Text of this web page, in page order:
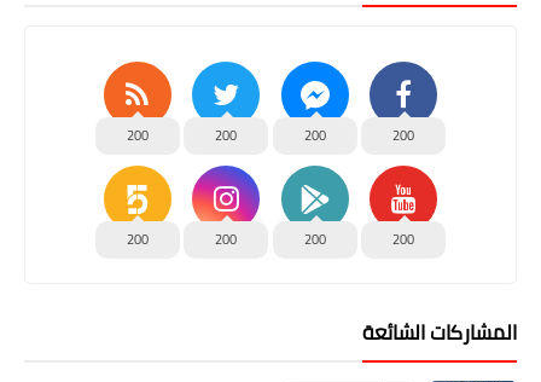
200
200
200
200
200
200
200
200
المشاركات الشائعة